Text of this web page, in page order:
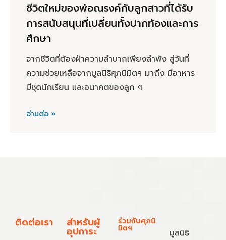
ชีวิตใหม่ของพ่อณรงค์กับลูกสาวที่ได้รับ
การสนับสนุนที่เปลี่ยนทั้งปากท้องและการ
ศึกษา
จากชีวิตที่ต้องฝ่าความลำบากเพียงลำพัง สู่วันที่
ความช่วยเหลือจากมูลนิธิศุภนิมิตฯ มาถึง มีอาหาร
มีชุดนักเรียน และอนาคตของลูก ๆ
อ่านต่อ »
ติดต่อเรา สำหรับผู้
อุปการะ
ร่วมกับศุภนิ
มิตฯ
มูลนิธิ